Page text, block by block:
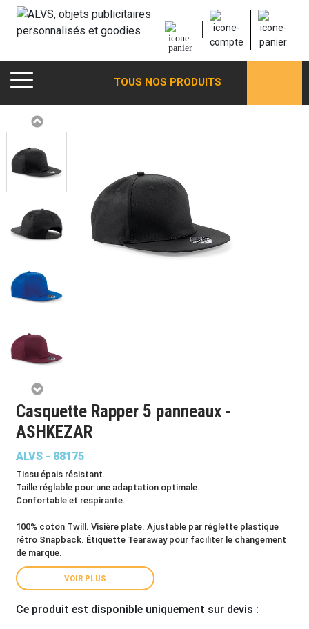
TOUS NOS PRODUITS
Casquette Rapper 5 panneaux -
ASHKEZAR
ALVS - 88175
Tissu épais résistant.
Taille réglable pour une adaptation optimale.
Confortable et respirante.
100% coton Twill. Visière plate. Ajustable par réglette plastique
rétro Snapback. Étiquette Tearaway pour faciliter le changement
de marque.
VOIR PLUS
Ce produit est disponible uniquement sur devis :